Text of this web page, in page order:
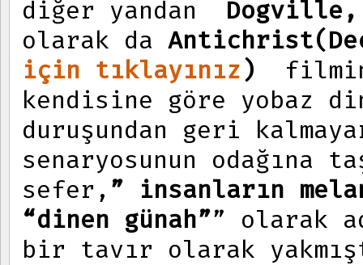
diğer yandan Dogville,
olarak da
için tıklayınız )
kendisine göre yobaz
duruşundan geri
senaryosunun odağına
sefer, ” insanların
“dinen günah”” olarak
bir tavır olarak